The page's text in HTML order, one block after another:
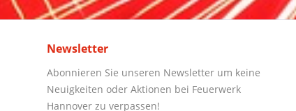
Newsletter
Abonnieren Sie unseren Newsletter um keine
Neuigkeiten oder Aktionen bei Feuerwerk
Hannover zu verpassen!